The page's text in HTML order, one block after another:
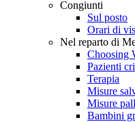
Congiunti
Sul posto
Orari di
Nel reparto di
Choosing
Pazienti
Terapia
Misure
Misure
Bambini